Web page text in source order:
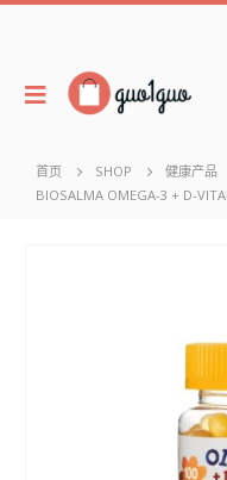
首页 SHOP
健康产品
BIOSALMA OMEGA-3 + D-